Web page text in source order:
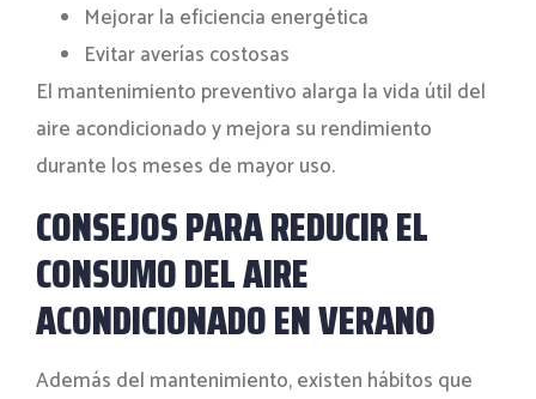
Mejorar la eficiencia energética
Evitar averías costosas
El mantenimiento preventivo alarga la vida útil del
aire acondicionado y mejora su rendimiento
durante los meses de mayor uso.
CONSEJOS PARA REDUCIR EL
CONSUMO DEL AIRE
ACONDICIONADO EN VERANO
Además del mantenimiento, existen hábitos que